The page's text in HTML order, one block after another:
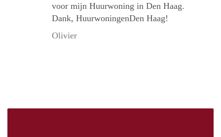
voor mijn Huurwoning in Den Haag.
Dank, HuurwoningenDen Haag!
Olivier